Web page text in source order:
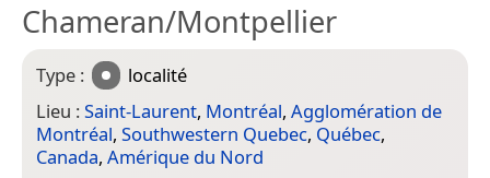
Chameran/Montpellier
Type :
localité
Lieu :Saint-Laurent, Montréal, Agglomération de
Montréal, Southwestern Quebec, Québec,
Canada, Amérique du Nord